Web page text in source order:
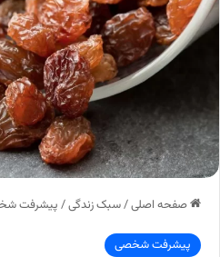
صفحه اصلی/سبک زندگی/پیشرفت
پیشرفت شخصی